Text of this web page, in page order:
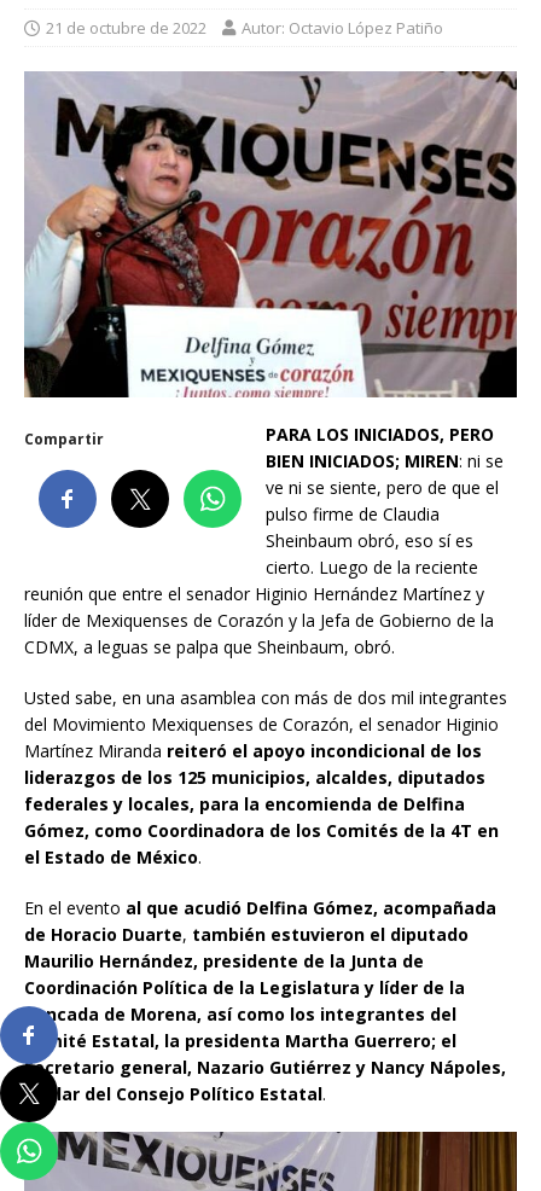
21 de octubre de 2022 Autor: Octavio López Patiño
Compartir
PARA LOS INICIADOS, PERO
BIEN INICIADOS; MIREN: ni se
ve ni se siente, pero de que el
pulso firme de Claudia
Sheinbaum obró, eso sí es
cierto. Luego de la reciente
reunión que entre el senador Higinio Hernández Martínez y
líder de Mexiquenses de Corazón y la Jefa de Gobierno de la
CDMX, a leguas se palpa que Sheinbaum, obró.
Usted sabe, en una asamblea con más de dos mil integrantes
del Movimiento Mexiquenses de Corazón, el senador Higinio
Martínez Miranda reiteró el apoyo incondicional de los
liderazgos de los 125 municipios, alcaldes, diputados
federales y locales, para la encomienda de Delfina
Gómez, como Coordinadora de los Comités de la 4T en
el Estado de México.
En el evento al que acudió Delfina Gómez, acompañada
de Horacio Duarte, también estuvieron el diputado
Maurilio Hernández, presidente de la Junta de
Coordinación Política de la Legislatura y líder de la
bancada de Morena, así como los integrantes del
Comité Estatal, la presidenta Martha Guerrero; el
Secretario general, Nazario Gutiérrez y Nancy Nápoles,
titular del Consejo Político Estatal.